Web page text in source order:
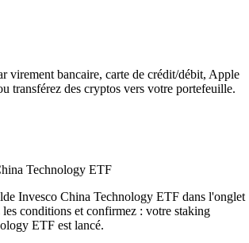
virement bancaire, carte de crédit/débit, Apple
transférez des cryptos vers votre portefeuille.
Technology ETF
Invesco China Technology ETF dans l'onglet
les conditions et confirmez : votre staking
ETF est lancé.